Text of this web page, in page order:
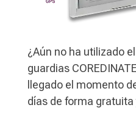
¿Aún no ha utilizado
guardias COREDINATE
llegado el momento
días de forma